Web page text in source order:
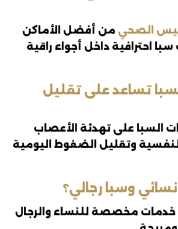
الصحي من أفضل الأماكن
احترافية داخل أجواء راقية
تساعد على تقليل
السبا على تهدئة الأعصاب
وتقليل الضغوط اليومية
وسبا رجالي؟
خدمات مخصصة للنساء والرجال